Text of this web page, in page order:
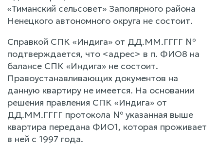
«Тиманский сельсовет» Заполярного района
Ненецкого автономного округа не состоит.
Справкой СПК «Индига» от ДД.ММ.ГГГГ №
подтверждается, что <адрес> в п. ФИО8 на
балансе СПК «Индига» не состоит.
Правоустанавливающих документов на
данную квартиру не имеется. На основании
решения правления СПК «Индига» от
ДД.ММ.ГГГГ протокола № указанная выше
квартира передана ФИО1, которая проживает
в ней с 1997 года.